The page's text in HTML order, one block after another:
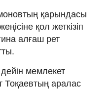
қарындасы
қол жеткізіп
алғаш рет
мемлекет
аралас